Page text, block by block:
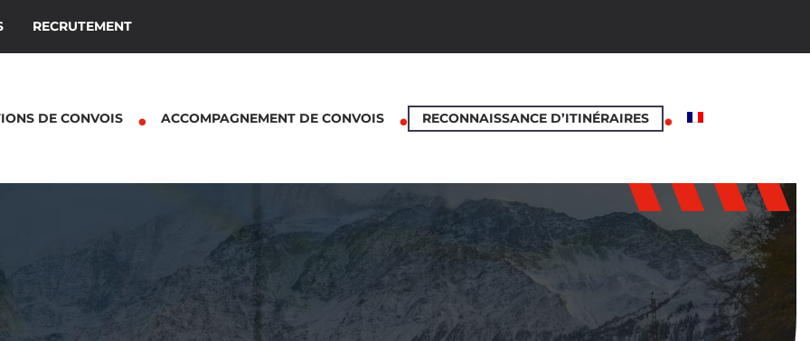
RECRUTEMENT
DE CONVOIS ACCOMPAGNEMENT DE CONVOIS RECONNAISSANCE D’ITINÉRAIRES